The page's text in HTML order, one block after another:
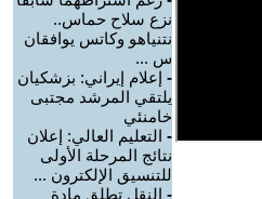
نزع سلاح حماس..
نتنياهو وكاتس يوافقان
س ...
- إعلام إيراني: بزشكيان
يلتقي المرشد مجتبى
خامنئي
- التعليم العالي: إعلان
نتائج المرحلة الأولى
للتنسيق الإلكترون ...
- النقل تطلق مادة